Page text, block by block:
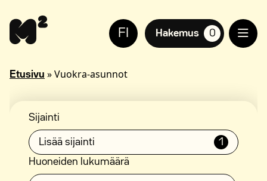
sisältöön
sivuston
käyttöön
FI Hakemus
suosikkiasuntoja,
0
Etusivu »Vuokra-asunnot
Sijainti
Lisää sijainti 1
Huoneiden lukumäärä